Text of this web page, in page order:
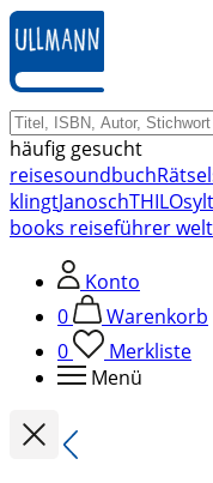
zum
Hauptinhalt
springen
häufig gesucht
reisesoundbuchRätsel
klingtJanoschTHILOsylt
books reiseführer
Konto
0
Warenkorb
0
Merkliste
Menü